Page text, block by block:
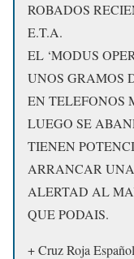
ROBADOS
E.T.A.
EL ‘MODUS
UNOS GRAMOS
EN TELEFONOS
LUEGO SE
TIENEN
ARRANCAR
ALERTAD AL
QUE PODAIS.
+ Cruz Roja